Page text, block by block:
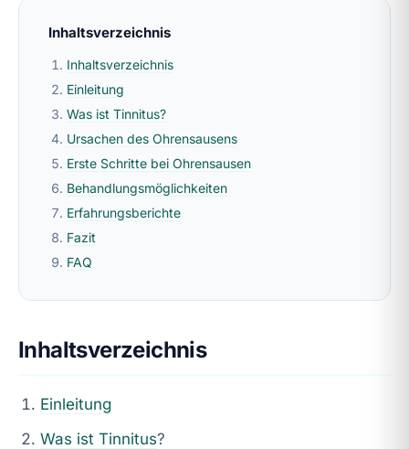
Inhaltsverzeichnis
Inhaltsverzeichnis
Einleitung
Was ist Tinnitus?
Ursachen des Ohrensausens
Erste Schritte bei Ohrensausen
Behandlungsmöglichkeiten
Erfahrungsberichte
Fazit
FAQ
Inhaltsverzeichnis
Einleitung
Was ist Tinnitus?